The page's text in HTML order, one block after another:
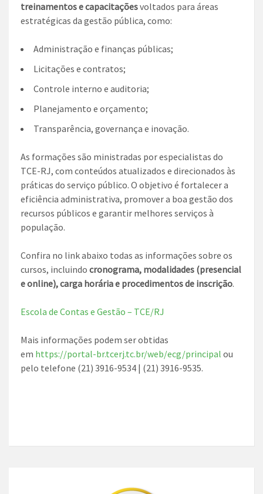
treinamentos e capacitaçõesvoltados para áreas
estratégicas da gestão pública, como:
Administração e finanças públicas;
Licitações e contratos;
Controle interno e auditoria;
Planejamento e orçamento;
Transparência, governança e inovação.
As formações são ministradas por especialistas do
TCE-RJ, com conteúdos atualizados e direcionados às
práticas do serviço público. O objetivo é fortalecer a
eficiência administrativa, promover a boa gestão dos
recursos públicos e garantir melhores serviços à
população.
Confira no link abaixo todas as informações sobre os
cursos, incluindo cronograma, modalidades (presencial
e online), carga horária e procedimentos de inscrição.
Escola de Contas e Gestão – TCE/RJ
Mais informações podem ser obtidas
em https://portal-br.tcerj.tc.br/web/ecg/principal ou
pelo telefone (21) 3916-9534 | (21) 3916-9535.